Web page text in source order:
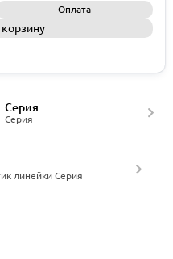
Оплата
Серия
Серия
линейки Серия